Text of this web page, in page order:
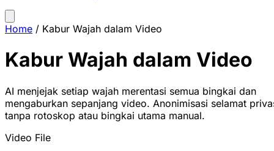
Home / Kabur Wajah dalam Video
Kabur Wajah dalam Video
AI menjejak setiap wajah merentasi semua bingkai dan
mengaburkan sepanjang video. Anonimisasi selamat
tanpa rotoskop atau bingkai utama manual.
Video File